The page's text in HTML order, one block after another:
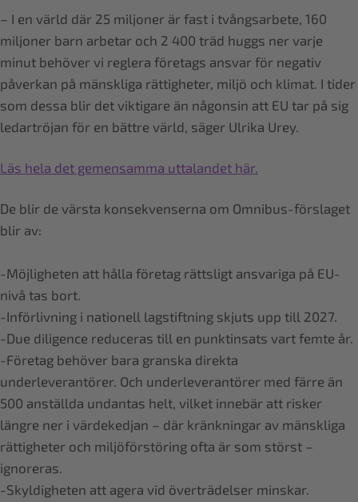
– I en värld där 25 miljoner är fast i tvångsarbete, 160
miljoner barn arbetar och 2 400 träd huggs ner varje
minut behöver vi reglera företags ansvar för negativ
påverkan på mänskliga rättigheter, miljö och klimat. I tider
som dessa blir det viktigare än någonsin att EU tar på sig
ledartröjan för en bättre värld, säger Ulrika Urey.
Läs hela det gemensamma uttalandet här.
De blir de värsta konsekvenserna om Omnibus-förslaget
blir av:
-Möjligheten att hålla företag rättsligt ansvariga på EU-
nivå tas bort.
-Införlivning i nationell lagstiftning skjuts upp till 2027.
-Due diligence reduceras till en punktinsats vart femte år.
-Företag behöver bara granska direkta
underleverantörer. Och underleverantörer med färre än
500 anställda undantas helt, vilket innebär att risker
längre ner i värdekedjan – där kränkningar av mänskliga
rättigheter och miljöförstöring ofta är som störst –
ignoreras.
-Skyldigheten att agera vid överträdelser minskar.